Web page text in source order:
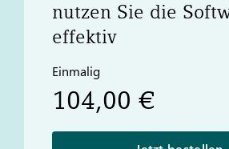
nutzen Sie die
effektiv
Einmalig
104,00 €